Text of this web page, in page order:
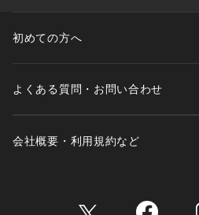
初めての方へ
よくある質問・お問い合わせ
会社概要・利用規約など